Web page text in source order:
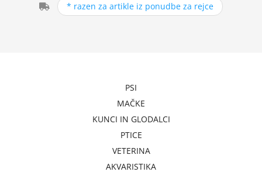
* razen za artikle iz ponudbe za rejce
PSI
MAČKE
KUNCI IN GLODALCI
PTICE
VETERINA
AKVARISTIKA